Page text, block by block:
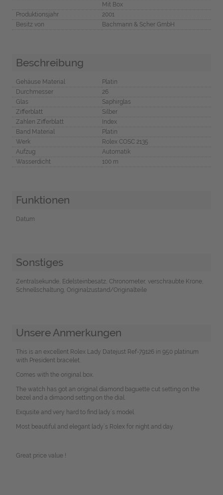
Mit Box
Produktionsjahr
2001
Besitz von
Bachmann & Scher GmbH
Beschreibung
Gehäuse Material
Platin
Durchmesser
26
Glas
Saphirglas
Zifferblatt
Silber
Zahlen Zifferblatt
Index
Band Material
Platin
Werk
Rolex COSC 2135
Aufzug
Automatik
Wasserdicht
100 m
Funktionen
Datum
Sonstiges
Zentralsekunde, Edelsteinbesatz, Chronometer, verschraubte Krone,
Schnellschaltung, Originalzustand/Originalteile
Unsere Anmerkungen
This is an excellent Rolex Lady Datejust Ref-79126 in 950 platinum
with President bracelet.
Comes with the original box.
The watch has got an original diamond baguette cut setting on the
bezel and a dimaond setting on the dial.
Exqusite and very hard to find lady´s model.
Most beautiful and elegant lady´s Rolex for night and day.
Great price value !